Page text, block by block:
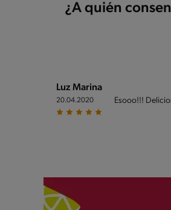
¿A quién
Luz Marina
20.04.2020 Esooo!!!